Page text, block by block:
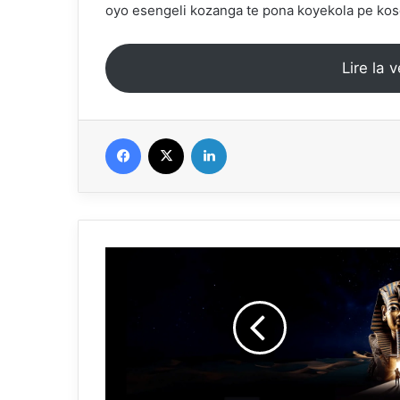
oyo esengeli kozanga te pona koyekola pe
Lire la
Facebook